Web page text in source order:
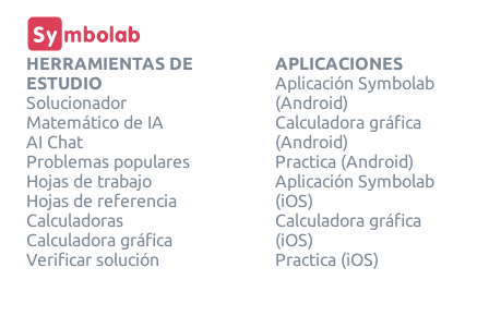
HERRAMIENTAS DE
ESTUDIO
Solucionador
Matemático de IA
AI Chat
Problemas populares
Hojas de trabajo
Hojas de referencia
Calculadoras
Calculadora gráfica
Verificar solución
APLICACIONES
Aplicación Symbolab
(Android)
Calculadora gráfica
(Android)
Practica (Android)
Aplicación Symbolab
(iOS)
Calculadora gráfica
(iOS)
Practica (iOS)